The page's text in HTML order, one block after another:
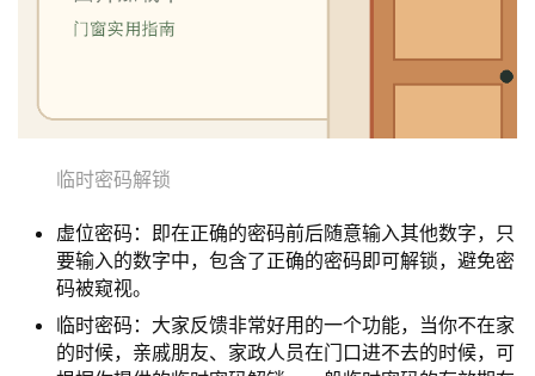
门
大
登录
临时密码解锁
虚位密码：即在正确的密码前后随意输入其他数字，只
要输入的数字中，包含了正确的密码即可解锁，避免密
码被窥视。
临时密码：大家反馈非常好用的一个功能，当你不在家
的时候，亲戚朋友、家政人员在门口进不去的时候，可